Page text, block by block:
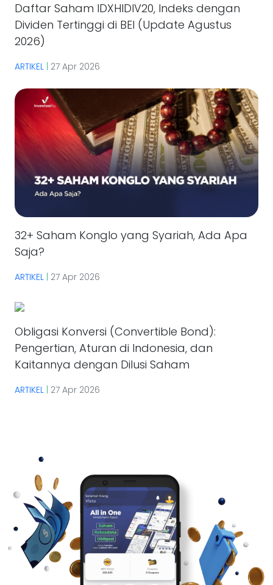
Daftar Saham IDXHIDIV20, Indeks dengan
Dividen Tertinggi di BEI (Update Agustus
2026)
ARTIKEL 27 Apr 2026
32+ Saham Konglo yang Syariah, Ada Apa
Saja?
ARTIKEL 27 Apr 2026
Obligasi Konversi (Convertible Bond):
Pengertian, Aturan di Indonesia, dan
Kaitannya dengan Dilusi Saham
ARTIKEL 27 Apr 2026